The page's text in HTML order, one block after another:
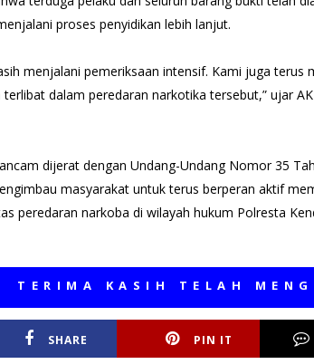
proses penyidikan lebih lanjut.
menjalani pemeriksaan intensif. Kami juga terus
dalam peredaran narkotika tersebut,” ujar
dijerat dengan Undang-Undang Nomor 35
masyarakat untuk terus berperan aktif
peredaran narkoba di wilayah hukum Polresta
KASIH TELAH
SHARE PIN IT